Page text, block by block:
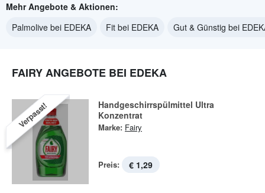
Mehr Angebote & Aktionen:
Palmolive bei EDEKA
Fit bei EDEKA Gut & Günstig bei
FAIRY ANGEBOTE BEI EDEKA
Verpasst!
Handgeschirrspülmittel Ultra
Konzentrat
Marke: Fairy
Preis: € 1,29